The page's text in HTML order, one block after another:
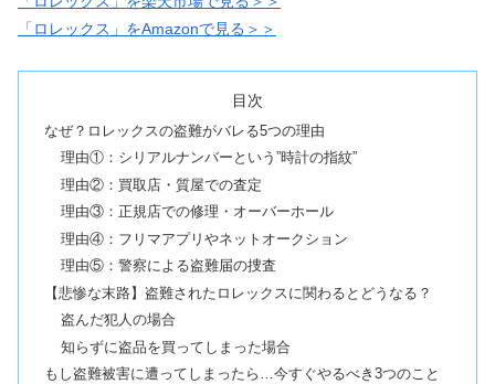
「ロレックス」をAmazonで見る＞＞
目次
なぜ？ロレックスの盗難がバレる5つの理由
理由①：シリアルナンバーという”時計の指紋”
理由②：買取店・質屋での査定
理由③：正規店での修理・オーバーホール
理由④：フリマアプリやネットオークション
理由⑤：警察による盗難届の捜査
【悲惨な末路】盗難されたロレックスに関わるとどうなる？
盗んだ犯人の場合
知らずに盗品を買ってしまった場合
もし盗難被害に遭ってしまったら…今すぐやるべき3つのこと